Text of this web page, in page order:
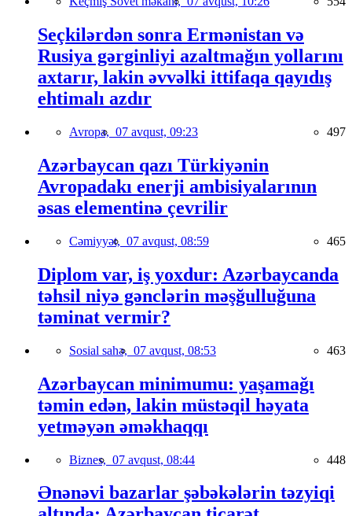
Seçkilərdən sonra Ermənistan və
Rusiya gərginliyi azaltmağın yollarını
axtarır, lakin əvvəlki ittifaqa qayıdış
ehtimalı azdır
Avropa, 07 avqust, 09:23 497
Azərbaycan qazı Türkiyənin
Avropadakı enerji ambisiyalarının
əsas elementinə çevrilir
Cəmiyyət, 07 avqust, 08:59 465
Diplom var, iş yoxdur: Azərbaycanda
təhsil niyə gənclərin məşğulluğuna
təminat vermir?
Sosial sahə, 07 avqust, 08:53 463
Azərbaycan minimumu: yaşamağı
təmin edən, lakin müstəqil həyata
yetməyən əməkhaqqı
Biznes, 07 avqust, 08:44 448
Ənənəvi bazarlar şəbəkələrin təzyiqi